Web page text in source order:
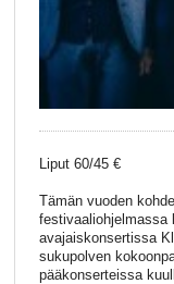
Liput 60/45 €
Tämän vuoden
festivaaliohjelmassa
avajaiskonsertissa
sukupolven
pääkonserteissa